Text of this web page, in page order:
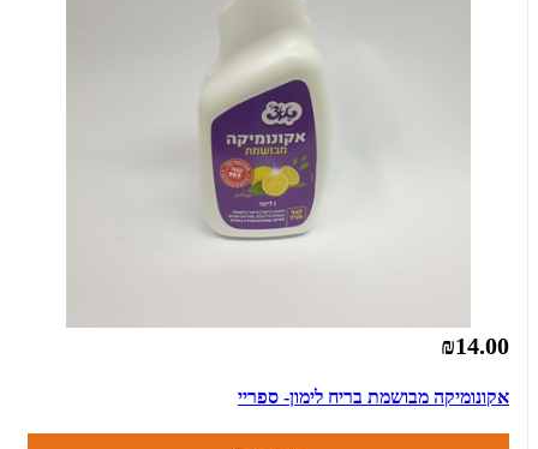
₪14.00
אקונומיקה מבושמת בריח לימון- ספריי